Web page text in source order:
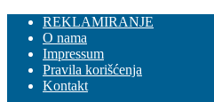
REKLAMIRANJE
O nama
Impressum
Pravila korišćenja
Kontakt